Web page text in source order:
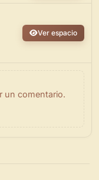
Ver espacio
un comentario.